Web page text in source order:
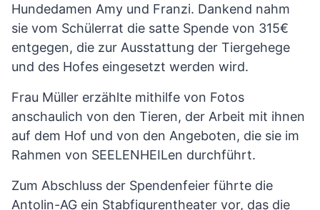
Hundedamen Amy und Franzi. Dankend nahm
sie vom Schülerrat die satte Spende von 315€
entgegen, die zur Ausstattung der Tiergehege
und des Hofes eingesetzt werden wird.
Frau Müller erzählte mithilfe von Fotos
anschaulich von den Tieren, der Arbeit mit ihnen
auf dem Hof und von den Angeboten, die sie im
Rahmen von SEELENHEILen durchführt.
Zum Abschluss der Spendenfeier führte die
Antolin-AG ein Stabfigurentheater vor, das die